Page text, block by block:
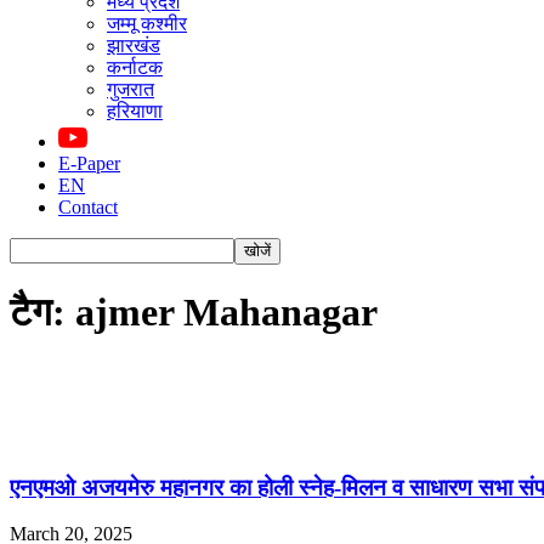
जम्मू कश्मीर
झारखंड
कर्नाटक
गुजरात
हरियाणा
E-Paper
EN
Contact
टैग: ajmer Mahanagar
एनएमओ अजयमेरु महानगर का होली स्नेह-मिलन व साधारण सभा
March 20, 2025